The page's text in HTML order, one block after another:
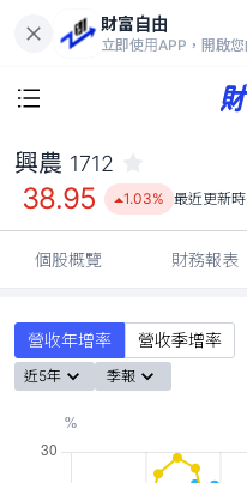
財富自由
立即使用APP，開啟
38.95
興農 1712
38.95 1.03% 最近更新時
個股概覽 財務報表
營收年增率 營收季增率
近5年 季報